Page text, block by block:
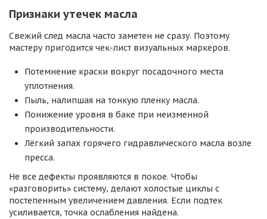
Признаки утечек масла
Свежий след масла часто заметен не сразу. Поэтому
мастеру пригодится чек-лист визуальных маркеров.
Потемнение краски вокруг посадочного места
уплотнения.
Пыль, налипшая на тонкую пленку масла.
Понижение уровня в баке при неизменной
производительности.
Лёгкий запах горячего гидравлического масла возле
пресса.
Не все дефекты проявляются в покое. Чтобы
«разговорить» систему, делают холостые циклы с
постепенным увеличением давления. Если подтек
усиливается, точка ослабления найдена.